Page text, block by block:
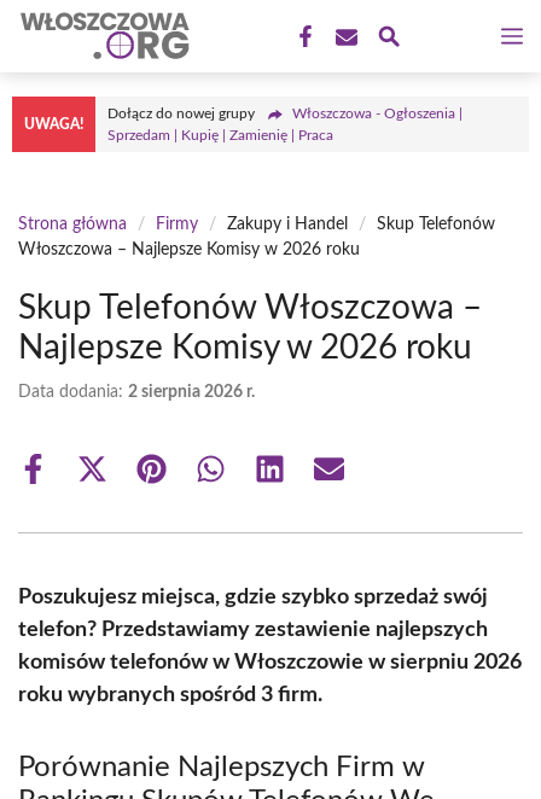
Przejdź
treści
UWAGA!
Dołącz do nowej grupy
Włoszczowa - Ogłoszenia |
Sprzedam | Kupię | Zamienię | Praca
Strona główna / Firmy / Zakupy i Handel /
Skup Telefonów
Włoszczowa – Najlepsze Komisy w 2026 roku
Skup Telefonów Włoszczowa –
Najlepsze Komisy w 2026 roku
Data dodania: 2 sierpnia 2026 r.
Share
Share
(Twitter)
Share Share Share Share
Poszukujesz miejsca, gdzie szybko sprzedaż swój
telefon? Przedstawiamy zestawienie najlepszych
komisów telefonów w Włoszczowie w sierpniu 2026
roku wybranych spośród 3 firm.
Porównanie Najlepszych Firm w